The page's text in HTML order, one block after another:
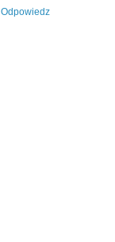
Odpowiedz